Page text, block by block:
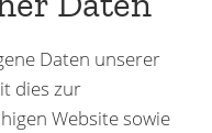
Daten unserer
dies zur
Website sowie